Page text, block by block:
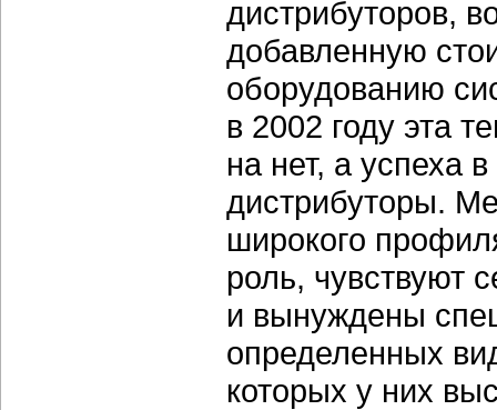
дистрибуторов,
добавленную
оборудованию
в 2002 году эта
на нет, а успеха
дистрибуторы.
широкого
роль, чувствуют
и вынуждены
определенных
которых у них